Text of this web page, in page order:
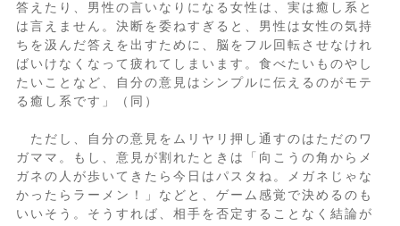
答えたり、男性の言いなりになる女性は、実は癒し系と
は言えません。決断を委ねすぎると、男性は女性の気持
ちを汲んだ答えを出すために、脳をフル回転させなけれ
ばいけなくなって疲れてしまいます。食べたいものやし
たいことなど、自分の意見はシンプルに伝えるのがモテ
る癒し系です」（同）
ただし、自分の意見をムリヤリ押し通すのはただのワ
ガママ。もし、意見が割れたときは「向こうの角からメ
ガネの人が歩いてきたら今日はパスタね。メガネじゃな
かったらラーメン！」などと、ゲーム感覚で決めるのも
いいそう。そうすれば、相手を否定することなく結論が